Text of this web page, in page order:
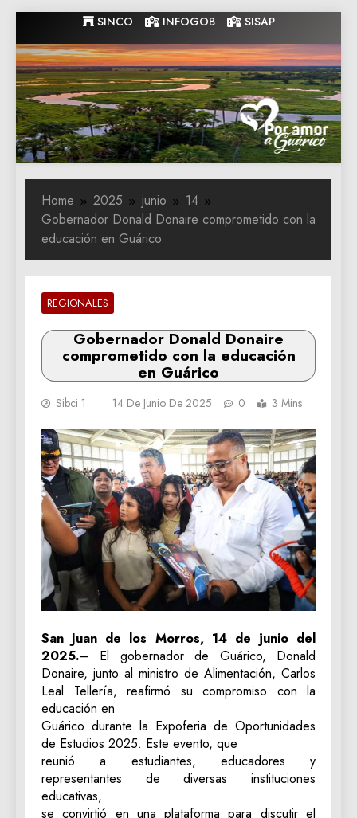
to
content
SINCO INFOGOB SISAP
Gobernacion
de Guarico
Gobernacion de Guarico
Home 2025 junio
14
Gobernador Donald Donaire comprometido con la
educación en Guárico
REGIONALES
Gobernador Donald Donaire
comprometido con la educación
en Guárico
Sibci 1 14 De Junio De 2025 0 3 Mins
San Juan de los Morros, 14 de junio del
2025.– El gobernador de Guárico, Donald
Donaire, junto al ministro de Alimentación, Carlos
Leal Tellería, reafirmó su compromiso con la
educación en
Guárico durante la Expoferia de Oportunidades
de Estudios 2025. Este evento, que
reunió a estudiantes, educadores y
representantes de diversas instituciones
educativas,
se convirtió en una plataforma para discutir el